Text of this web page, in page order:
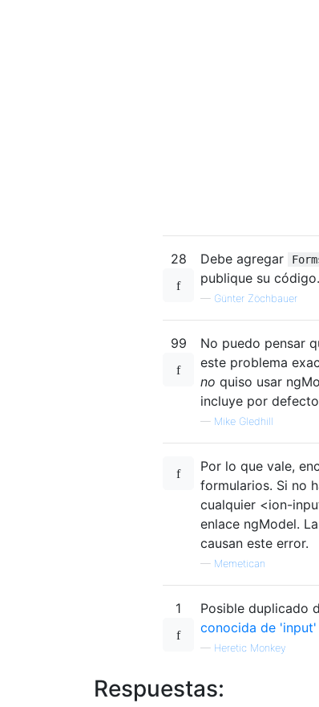
28 Debe agregar
publique su código.
— Günter Zöchbauer
99 No puedo pensar
este problema
no quiso usar
incluye por
— Mike Gledhill
Por lo que vale,
formularios. Si no
cualquier <ion-
enlace ngModel.
causan este error.
— Memetican
1 Posible duplicado
conocida de 'input'
— Heretic Monkey
Respuestas: